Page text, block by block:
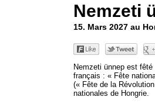
Nemzeti
15. Mars 2027 au
Nemzeti ünnep est
français : « Fête
(« Fête de la
nationales de Hongrie.